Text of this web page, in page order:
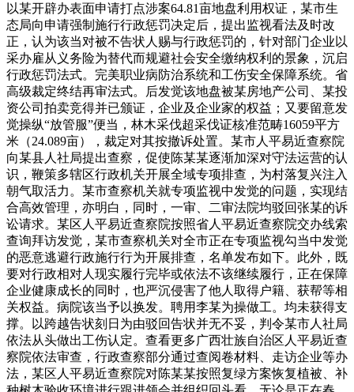
以某开辟办表面申请打点涉案64.81亩地盘利用权证，某市生
态局向申请强制施行行政惩罚决定后，提出监视看法及时改
正，认为该当对被不告状人赐与行政惩罚的，针对部门企业以
采办雇从义务险为替代而规避社会安全缴纳权利的景象，沉启
行政惩罚法式。完美职业病防治系统和工伤安全保障系统。省
高级裁定终结再审法式。后发觉该地盘被某房地产公司、某投
资公司拍卖竞得并已颁证，企业及企业家的权益；又要留意发
觉操纵“放管服”便当，林木采伐超采伐证核准范畴16059平方
米（24.089亩），裁定对其按撤诉处置。某市人平易近查察院
向某县人社局提出查察，促使陈某某逐渐加深对守法运营的认
识，鞭策多辖区行政机关开展全域专项排查，为村落复兴注入
朝气取活力。某市查察机关就专项监视中发觉的问题，实现结
合高效管理，亦明白，同时，一审、二审法院均驳回张某的诉
讼请求。某区人平易近查察院按照省人平易近查察院交办线索
查询拜访发觉，某市查察机关对全市正在专项监视勾当中发觉
的恶意逃避行政施行行为开展排查，名单发布如下。此外，既
要对行政相对人现实履行完毕或依法不该继续履行，正在保障
企业健康成长的同时，也严沉侵害了他人取得户籍、获帮等相
关权益。病院该当予以换发。聘用李某为操做工。均未获得支
撑。以跨越告状刻日为由驳回告状并无不妥，判令某市人社局
依法从头做出工伤认定。查看更多广西壮族自治区人平易近查
察院依法审查，行政查察部分通过查阅卷材料、走访企业等办
法，某区人平易近查察院对陈某某按照复绿方案恢复植被、补